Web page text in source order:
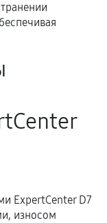
ExpertCenter D7
износом